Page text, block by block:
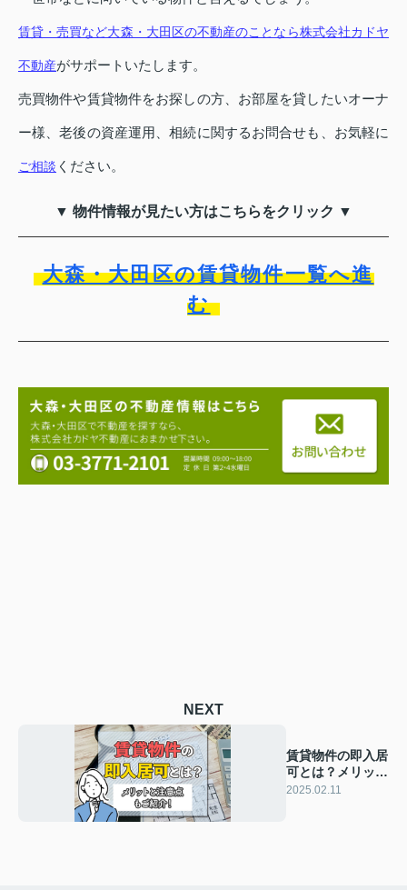
賃貸・売買など大森・大田区の不動産のことなら株式会社カドヤ
不動産がサポートいたします。
売買物件や賃貸物件をお探しの方、お部屋を貸したいオーナ
ー様、老後の資産運用、相続に関するお問合せも、お気軽に
ご相談 ください。
▼ 物件情報が見たい方はこちらをクリック ▼
大森・大田区の賃貸物件一覧へ進
む
NEXT
賃貸物件の即入居
可とは？メリット
と注意点もご紹
2025.02.11